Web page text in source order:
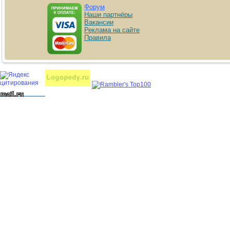
Форум
Наши партнёры
Вакансии
Реклама на сайте
Правила